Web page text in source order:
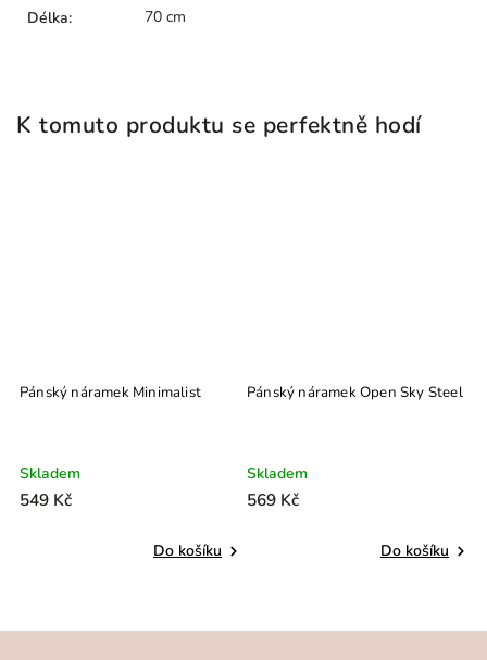
Délka: 70 cm
K tomuto produktu se perfektně hodí
Pánský náramek Minimalist
Skladem
549 Kč
Do košíku
Pánský náramek Open Sky Steel
Skladem
569 Kč
Do košíku